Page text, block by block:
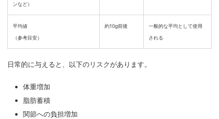
ンなど）
平均値
（参考目安）
約10g前後
一般的な平均として使用
される
日常的に与えると、以下のリスクがあります。
体重増加
脂肪蓄積
関節への負担増加